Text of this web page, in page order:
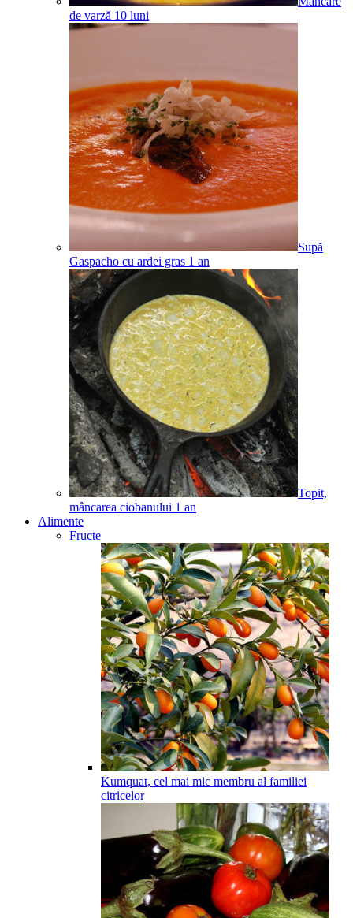
de varză 10 luni
Supă
Gaspacho cu ardei gras 1 an
Topit,
mâncarea ciobanului 1 an
Alimente
Fructe
Kumquat, cel mai mic membru al familiei
citricelor